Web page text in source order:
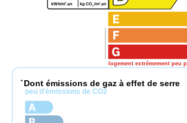
logement extrêmement peu
kWh/m2.an kg CO2 /m2 .an
* Dont émissions de gaz à effet de serre
peu d'émissions de CO2